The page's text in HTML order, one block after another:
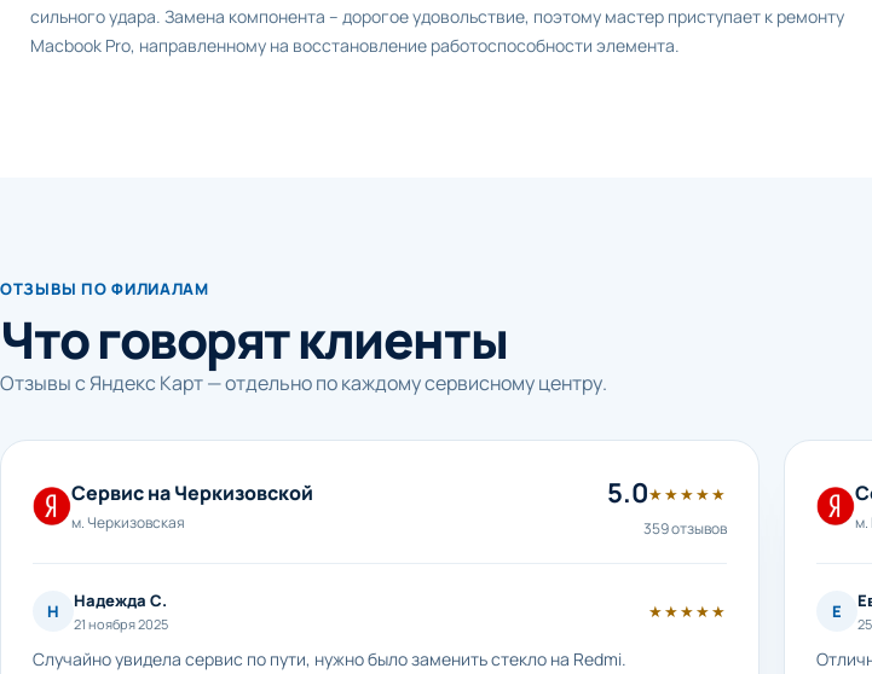
сильного удара. Замена компонента – дорогое удовольствие, поэтому мастер приступает к ремонту
Macbook Pro, направленному на восстановление работоспособности элемента.
ОТЗЫВЫ ПО ФИЛИАЛАМ
Что говорят клиенты
Отзывы с Яндекс Карт — отдельно по каждому сервисному центру.
Сервис на Черкизовской
м. Черкизовская
5.0★★★★★
359 отзывов
Н Надежда С.
21 ноября 2025
★★★★★
Случайно увидела сервис по пути, нужно было заменить стекло на Redmi.
м.
Е